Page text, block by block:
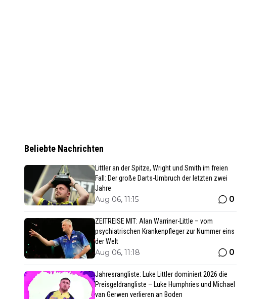
Beliebte Nachrichten
Littler an der Spitze, Wright und Smith im freien
Fall: Der große Darts-Umbruch der letzten zwei
Jahre
Aug 06, 11:15 0
ZEITREISE MIT: Alan Warriner-Little – vom
psychiatrischen Krankenpfleger zur Nummer eins
der Welt
Aug 06, 11:18 0
Jahresrangliste: Luke Littler dominiert 2026 die
Preisgeldrangliste – Luke Humphries und Michael
van Gerwen verlieren an Boden